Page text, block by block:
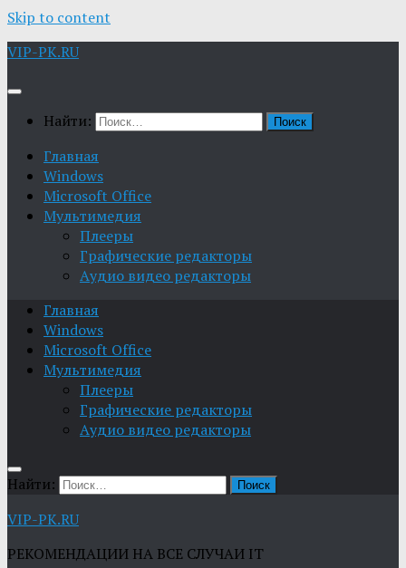
Skip to content
VIP-PK.RU
Найти:
Главная
Windows
Microsoft Office
Мультимедия
Плееры
Графические редакторы
Aудио видео редакторы
Главная
Windows
Microsoft Office
Мультимедия
Плееры
Графические редакторы
Aудио видео редакторы
Найти:
VIP-PK.RU
РЕКОМЕНДАЦИИ НА ВСЕ СЛУЧАИ IT